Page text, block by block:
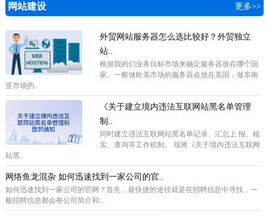
网站建设 更多>>
外贸网站服务器怎么选比较好？外贸独立
站..
根据我的们业务目标市场来确定服务器放在哪个国
家。一般做欧美市场的服务器会放在美国，做东南
亚市场的..
《关于建立境内违法互联网站黑名单管理
制..
同时建立违法互联网站黑名单记录、汇总上 报、核
实、查询等工作机制。 现将《关于境内违法互联网
站黑..
网络鱼龙混杂 如何迅速找到一家公司的官..
如何迅速找到一家公司的官网？首先，最快捷的途径就是在招聘信息中寻找，一
般招聘信息都会有公司简介和..